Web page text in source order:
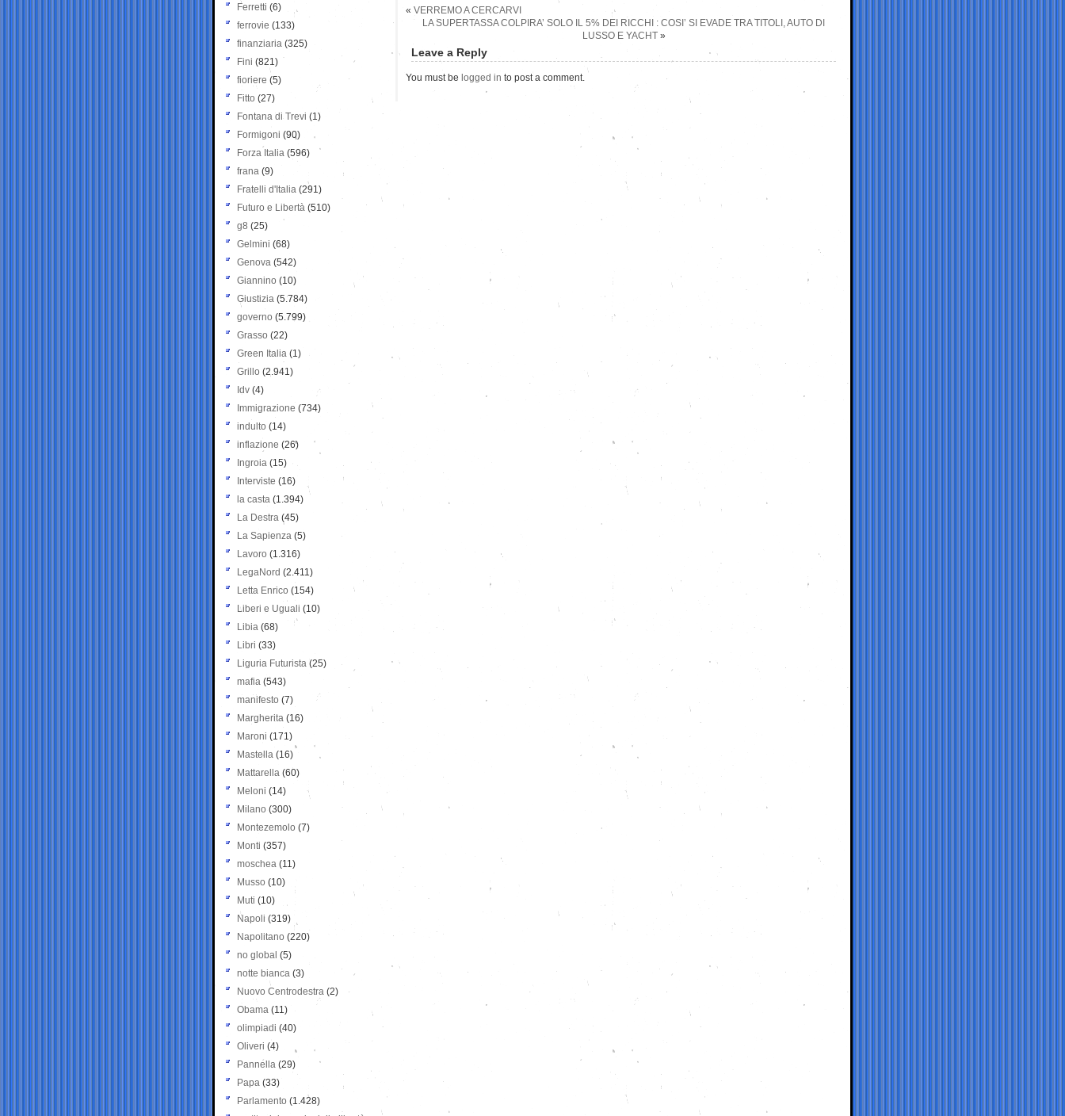
« VERREMO A CERCARVI
LA SUPERTASSA COLPIRA’ SOLO IL 5% DEI RICCHI : COSI’ SI EVADE TRA TITOLI, AUTO DI
LUSSO E YACHT»
Leave a Reply
You must be logged in to post a comment.
Ferretti (6)
ferrovie (133)
finanziaria (325)
Fini (821)
fioriere (5)
Fitto (27)
Fontana di Trevi (1)
Formigoni (90)
Forza Italia (596)
frana (9)
Fratelli d'Italia (291)
Futuro e Libertà (510)
g8 (25)
Gelmini (68)
Genova (542)
Giannino (10)
Giustizia (5.784)
governo (5.799)
Grasso (22)
Green Italia (1)
Grillo (2.941)
Idv (4)
Immigrazione (734)
indulto (14)
inflazione (26)
Ingroia (15)
Interviste (16)
la casta (1.394)
La Destra (45)
La Sapienza (5)
Lavoro (1.316)
LegaNord (2.411)
Letta Enrico (154)
Liberi e Uguali (10)
Libia (68)
Libri (33)
Liguria Futurista (25)
mafia (543)
manifesto (7)
Margherita (16)
Maroni (171)
Mastella (16)
Mattarella (60)
Meloni (14)
Milano (300)
Montezemolo (7)
Monti (357)
moschea (11)
Musso (10)
Muti (10)
Napoli (319)
Napolitano (220)
no global (5)
notte bianca (3)
Nuovo Centrodestra (2)
Obama (11)
olimpiadi (40)
Oliveri (4)
Pannella (29)
Papa (33)
Parlamento (1.428)